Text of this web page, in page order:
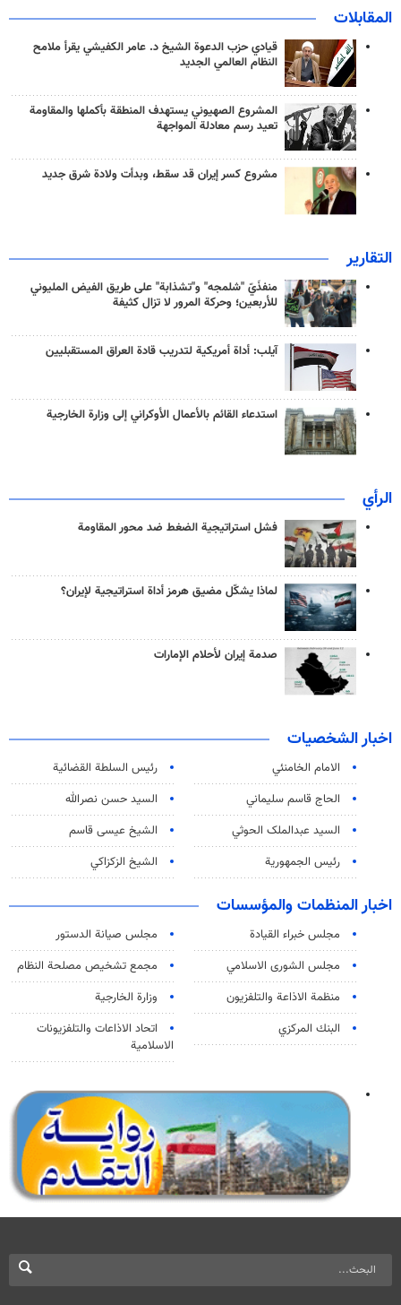
المقابلات
قيادي حزب الدعوة الشيخ د. عامر الكفيشي يقرأ ملامح
النظام العالمي الجديد
المشروع الصهيوني يستهدف المنطقة بأكملها والمقاومة
تعيد رسم معادلة المواجهة
مشروع كسر إيران قد سقط، وبدأت ولادة شرق جديد
التقارير
منفذَيّ "شلمجه" و"تشذابة" على طريق الفيض المليوني
للأربعين؛ وحركة المرور لا تزال كثيفة
آيلب: أداة أمريكية لتدريب قادة العراق المستقبليين
استدعاء القائم بالأعمال الأوكراني إلى وزارة الخارجية
الرأي
فشل استراتيجية الضغط ضد محور المقاومة
لماذا يشكّل مضيق هرمز أداة استراتيجية لإيران؟
صدمة إيران لأحلام الإمارات
اخبار الشخصيات
الامام الخامنئي
رئیس السلطة القضائیة
الحاج قاسم سليماني
السيد حسن نصرالله
السید عبدالملک الحوثي
الشيخ عيسى قاسم
رئيس الجمهورية
الشيخ الزكزاكي
اخبار المنظمات والمؤسسات
مجلس خبراء القيادة
مجلس صيانة الدستور
مجلس الشورى الاسلامي
مجمع تشخيص مصلحة النظام
منظمة الاذاعة والتلفزیون
وزارة الخارجية
البنك المركزي
اتحاد الاذاعات والتلفزيونات
الاسلامية